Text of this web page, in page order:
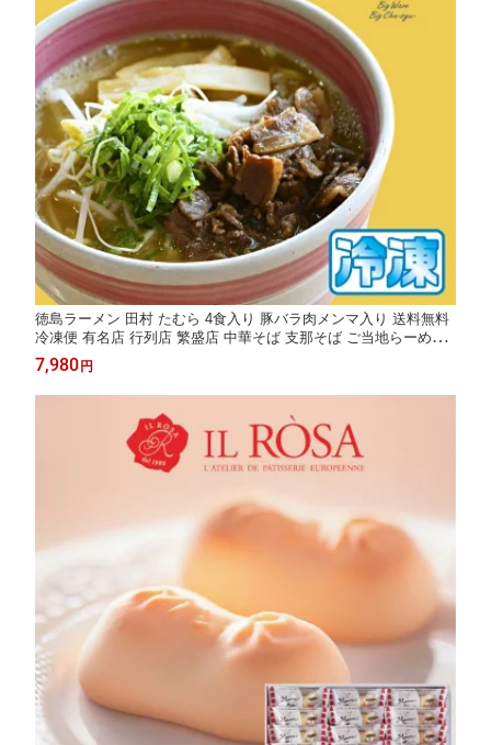
徳島ラーメン 田村 たむら 4食入り 豚バラ肉メンマ入り 送料無料
冷凍便 有名店 行列店 繁盛店 中華そば 支那そば ご当地らーめん
お取り寄せ ギフト ご自宅 お試し 生麺 年越しそば 御中元 御歳暮
母の日 父の日 敬老の日 記念日 誕生日 プレゼント
7,980 円